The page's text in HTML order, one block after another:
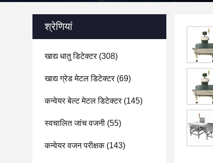
श्रेणियां
खाद्य धातु डिटेक्टर(308)
खाद्य ग्रेड मेटल डिटेक्टर(69)
कन्वेयर बेल्ट मेटल डिटेक्टर(145)
स्वचालित जांच वजनी (55)
कन्वेयर वजन परीक्षक(143)